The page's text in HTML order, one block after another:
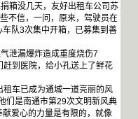
箱没几天，友好出租车公司苏
不信，一问，原来，驾驶员在
队3次集中开箱，已募集到善
泄漏爆炸造成重度烧伤7
到医院，给小孔送上了鲜花
车已成为通城一道亮丽的风
们是南通市第29次文明新风典
爱心的力量是有限的，就像